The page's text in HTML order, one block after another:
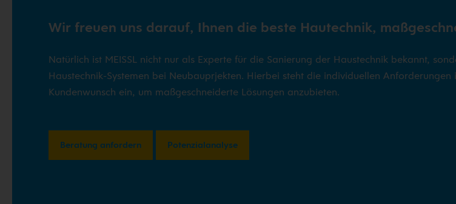
Wir freuen uns darauf, Ihnen die beste Hautechnik,
Natürlich ist MEISSL nicht nur als Experte für die Sanierung der Haustechnik bekannt,
Haustechnik-Systemen bei Neubauprjekten. Hierbei steht die individuellen
Kundenwunsch ein, um maßgeschneiderte Lösungen anzubieten.
Beratung anfordern Potenzialanalyse